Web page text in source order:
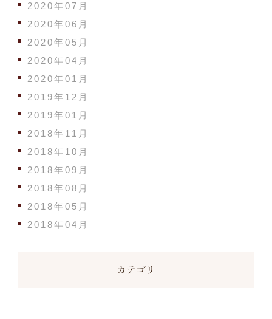
2020年07月
2020年06月
2020年05月
2020年04月
2020年01月
2019年12月
2019年01月
2018年11月
2018年10月
2018年09月
2018年08月
2018年05月
2018年04月
カテゴリ